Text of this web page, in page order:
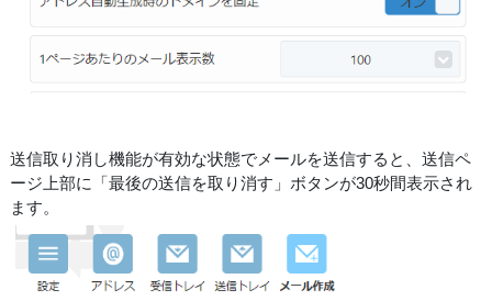
送信取り消し機能が有効な状態でメールを送信すると、送信ペ
ージ上部に「最後の送信を取り消す」ボタンが30秒間表示され
ます。